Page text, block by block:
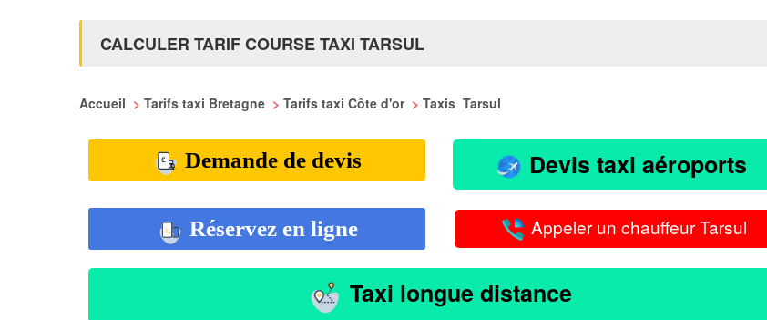
CALCULER TARIF COURSE TAXI TARSUL
Accueil > Tarifs taxi Bretagne > Tarifs taxi Côte d'or > Taxis Tarsul
Demande de devis Devis taxi aéroports
Réservez en ligne Appeler un chauffeur Tarsul
Taxi longue distance